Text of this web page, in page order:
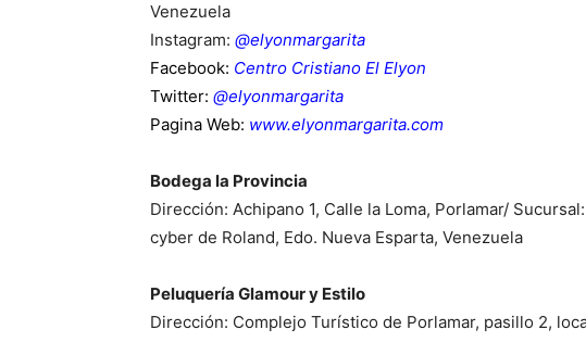
Venezuela
Instagram: @elyonmargarita
Facebook: Centro Cristiano El Elyon
Twitter: @elyonmargarita
Pagina Web: www.elyonmargarita.com
Bodega la Provincia
Dirección: Achipano 1, Calle la Loma, Porlamar/
cyber de Roland, Edo. Nueva Esparta, Venezuela
Peluquería Glamour y Estilo
Dirección: Complejo Turístico de Porlamar, pasillo 2,